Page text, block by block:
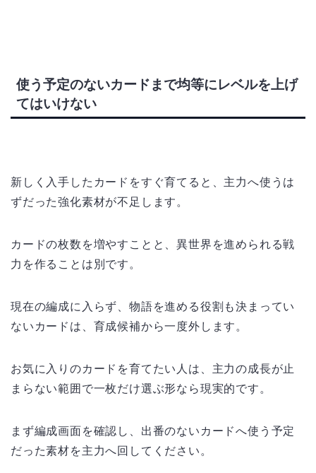
使う予定のないカードまで均等にレベルを上げ
てはいけない
新しく入手したカードをすぐ育てると、主力へ使うは
ずだった強化素材が不足します。
カードの枚数を増やすことと、異世界を進められる戦
力を作ることは別です。
現在の編成に入らず、物語を進める役割も決まってい
ないカードは、育成候補から一度外します。
お気に入りのカードを育てたい人は、主力の成長が止
まらない範囲で一枚だけ選ぶ形なら現実的です。
まず編成画面を確認し、出番のないカードへ使う予定
だった素材を主力へ回してください。